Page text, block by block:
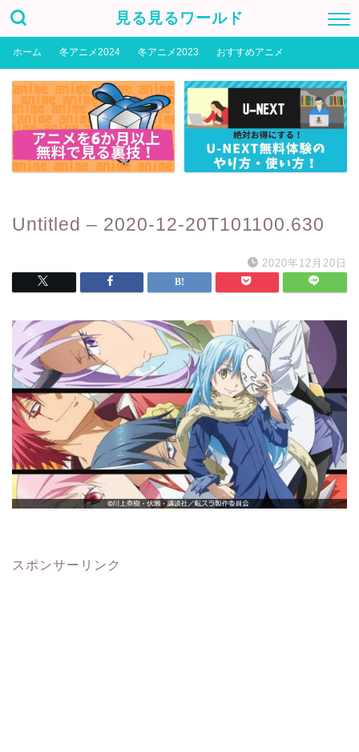
見る見るワールド
ホーム 冬アニメ2024 冬アニメ2023 おすすめアニメ
Untitled – 2020-12-20T101100.630
2020年12月20日
スポンサーリンク